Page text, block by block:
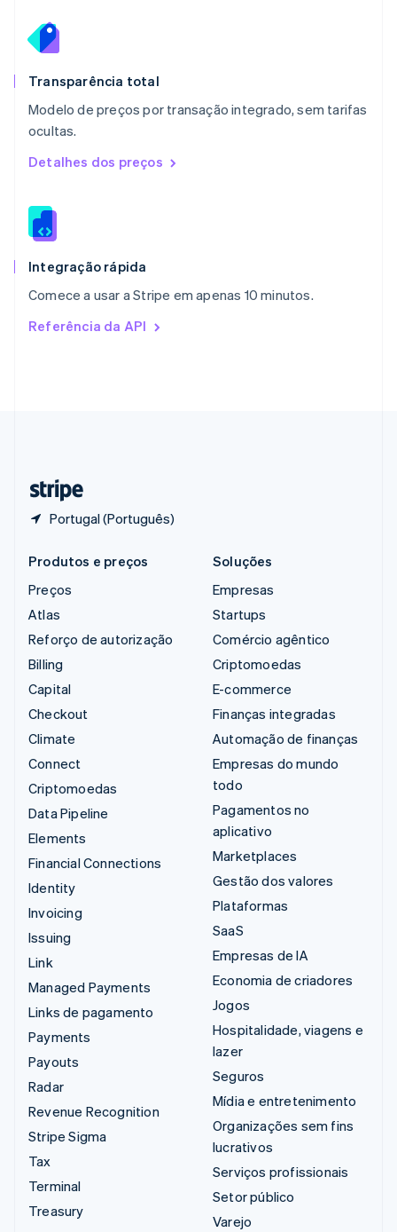
Transparência total
Modelo de preços por transação integrado, sem tarifas
ocultas.
Detalhes dos preços
Integração rápida
Comece a usar a Stripe em apenas 10 minutos.
Referência da API
Portugal (Português)
Noruega
English
English
NederlandsEnglish
Polônia
English
RAE de Hong Kong, China
Reino Unido
English
English
English
Produtos e preços
Preços
Atlas
Reforço de autorização
Billing
Capital
Checkout
Climate
Connect
Criptomoedas
Data Pipeline
Elements
Financial Connections
Identity
Invoicing
Issuing
Link
Managed Payments
Links de pagamento
Payments
Payouts
Radar
Revenue Recognition
Stripe Sigma
Tax
Terminal
Treasury
Soluções
Empresas
Startups
Comércio agêntico
Criptomoedas
E-commerce
Finanças integradas
Automação de finanças
Empresas do mundo
todo
Pagamentos no
aplicativo
Marketplaces
Gestão dos valores
Plataformas
SaaS
Empresas de IA
Economia de criadores
Jogos
Hospitalidade, viagens e
lazer
Seguros
Mídia e entretenimento
Organizações sem fins
lucrativos
Serviços profissionais
Setor público
Varejo